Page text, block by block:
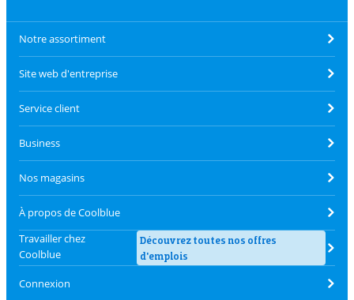
Notre assortiment
Site web d'entreprise
Service client
Business
Nos magasins
À propos de Coolblue
Travailler chez
Coolblue
Découvrez toutes nos offres
d'emplois
Connexion